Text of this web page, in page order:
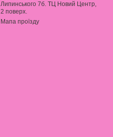
Липинського 7б. ТЦ Новий Центр,
2 поверх.
Мапа проїзду